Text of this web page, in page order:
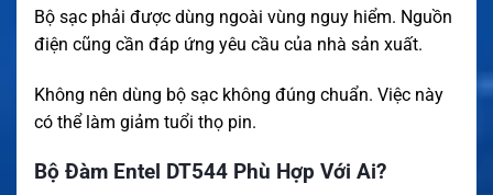
Bộ sạc phải được dùng ngoài vùng nguy hiểm. Nguồn
điện cũng cần đáp ứng yêu cầu của nhà sản xuất.
Không nên dùng bộ sạc không đúng chuẩn. Việc này
có thể làm giảm tuổi thọ pin.
Bộ Đàm Entel DT544 Phù Hợp Với Ai?